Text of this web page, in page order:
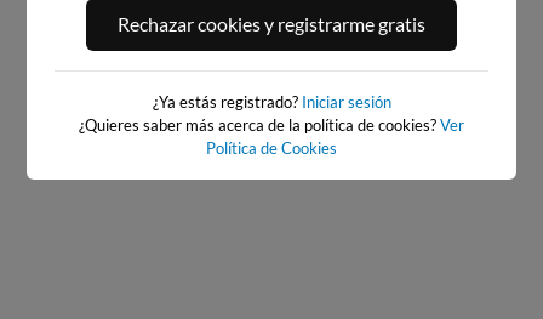
PORT ANDRATX
71km · Andratx
PLAYA DE SITGES
0.0 m CHOPI
Rechazar cookies y registrarme gratis
¿Ya estás registrado? Iniciar sesión
¿Quieres saber más acerca de la política de cookies?Ver
Política de Cookies